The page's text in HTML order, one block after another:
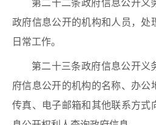
第二十二条政府信息公开义
政府信息公开的机构和人员，处
日常工作。
第二十三条政府信息公开义
府信息公开的机构的名称、办公
传真、电子邮箱和其他联系方式